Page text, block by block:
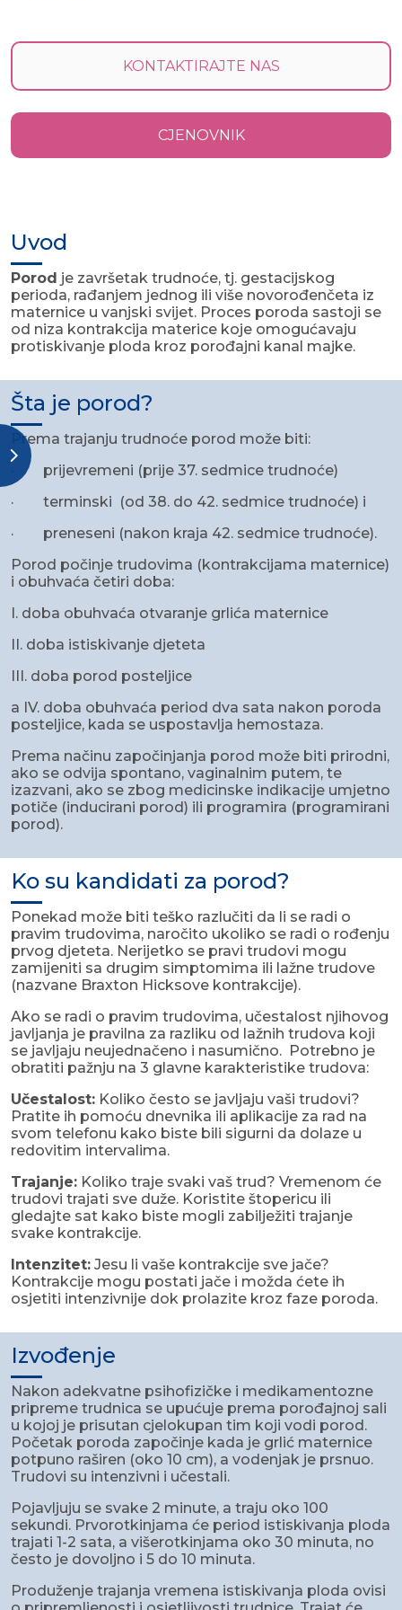
KONTAKTIRAJTE NAS
CJENOVNIK
Uvod
Porod je završetak trudnoće, tj. gestacijskog
perioda, rađanjem jednog ili više novorođenčeta iz
maternice u vanjski svijet. Proces poroda sastoji se
od niza kontrakcija materice koje omogućavaju
protiskivanje ploda kroz porođajni kanal majke.
Šta je porod?
Prema trajanju trudnoće porod može biti:
· prijevremeni (prije 37. sedmice trudnoće)
· terminski (od 38. do 42. sedmice trudnoće) i
· preneseni (nakon kraja 42. sedmice trudnoće).
Porod počinje trudovima (kontrakcijama maternice)
i obuhvaća četiri doba:
I. doba obuhvaća otvaranje grlića maternice
II. doba istiskivanje djeteta
III. doba porod posteljice
a IV. doba obuhvaća period dva sata nakon poroda
posteljice, kada se uspostavlja hemostaza.
Prema načinu započinjanja porod može biti prirodni,
ako se odvija spontano, vaginalnim putem, te
izazvani, ako se zbog medicinske indikacije umjetno
potiče (inducirani porod) ili programira (programirani
porod).
Ko su kandidati za porod?
Ponekad može biti teško razlučiti da li se radi o
pravim trudovima, naročito ukoliko se radi o rođenju
prvog djeteta. Nerijetko se pravi trudovi mogu
zamijeniti sa drugim simptomima ili lažne trudove
(nazvane Braxton Hicksove kontrakcije).
Ako se radi o pravim trudovima, učestalost njihovog
javljanja je pravilna za razliku od lažnih trudova koji
se javljaju neujednačeno i nasumično. Potrebno je
obratiti pažnju na 3 glavne karakteristike trudova:
Učestalost: Koliko često se javljaju vaši trudovi?
Pratite ih pomoću dnevnika ili aplikacije za rad na
svom telefonu kako biste bili sigurni da dolaze u
redovitim intervalima.
Trajanje: Koliko traje svaki vaš trud? Vremenom će
trudovi trajati sve duže. Koristite štopericu ili
gledajte sat kako biste mogli zabilježiti trajanje
svake kontrakcije.
Intenzitet: Jesu li vaše kontrakcije sve jače?
Kontrakcije mogu postati jače i možda ćete ih
osjetiti intenzivnije dok prolazite kroz faze poroda.
Izvođenje
Nakon adekvatne psihofizičke i medikamentozne
pripreme trudnica se upućuje prema porođajnoj sali
u kojoj je prisutan cjelokupan tim koji vodi porod.
Početak poroda započinje kada je grlić maternice
potpuno raširen (oko 10 cm), a vodenjak je prsnuo.
Trudovi su intenzivni i učestali.
Pojavljuju se svake 2 minute, a traju oko 100
sekundi. Prvorotkinjama će period istiskivanja ploda
trajati 1-2 sata, a višerotkinjama oko 30 minuta, no
često je dovoljno i 5 do 10 minuta.
Produženje trajanja vremena istiskivanja ploda ovisi